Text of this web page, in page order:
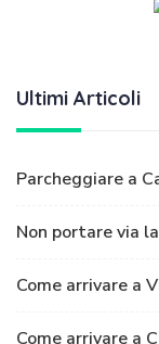
Ultimi Articoli
Parcheggiare a
Non portare via
Come arrivare a
Come arrivare a